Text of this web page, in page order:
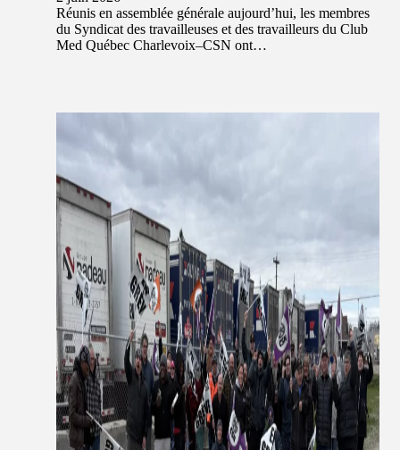
Réunis en assemblée générale aujourd’hui, les membres
du Syndicat des travailleuses et des travailleurs du Club
Med Québec Charlevoix–CSN ont…